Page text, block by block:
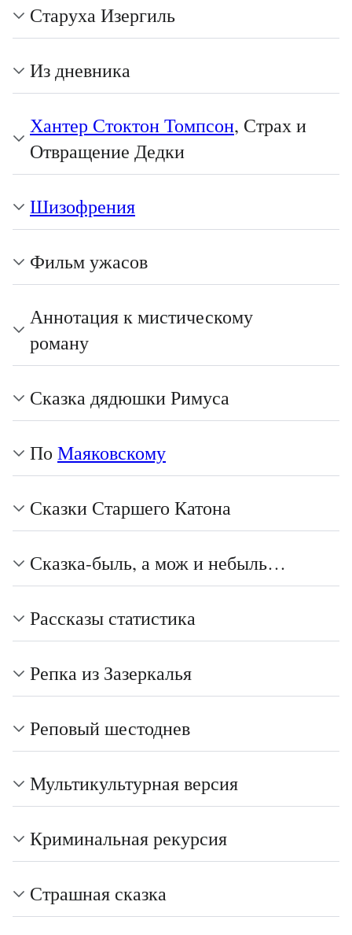
Старуха Изергиль
Из дневника
Хантер Стоктон Томпсон, Страх и
Отвращение Дедки
Шизофрения
Фильм ужасов
Аннотация к мистическому
роману
Сказка дядюшки Римуса
По Маяковскому
Сказки Старшего Катона
Сказка-быль, а мож и небыль…
Рассказы статистика
Репка из Зазеркалья
Реповый шестоднев
Мультикультурная версия
Криминальная рекурсия
Страшная сказка